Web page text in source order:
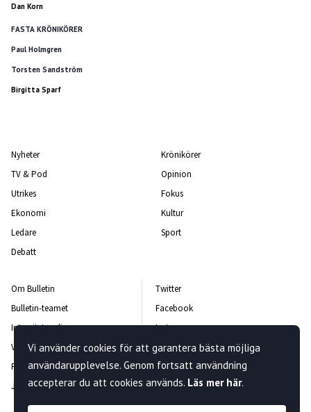
Dan Korn
FASTA KRÖNIKÖRER
Paul Holmgren
Torsten Sandström
Birgitta Sparf
Nyheter
TV & Pod
Utrikes
Ekonomi
Ledare
Debatt
Krönikörer
Opinion
Fokus
Kultur
Sport
Om Bulletin
Bulletin-teamet
Integritetspolicy
Vanliga frågor och svar
Rättelsepolicy
Jobba hos oss
Twitter
Facebook
Instagram
Kontakta oss
Nyhetsbrev
Vi använder cookies för att garantera bästa möjliga
användarupplevelse. Genom fortsatt användning
accepterar du att cookies används. Läs mer här.